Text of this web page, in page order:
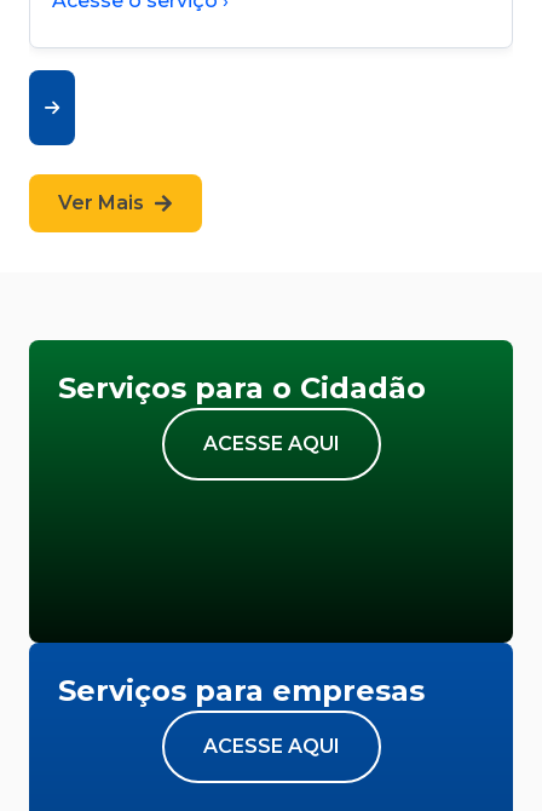
Ver Mais
Serviços para o Cidadão
ACESSE AQUI
Serviços para empresas
ACESSE AQUI